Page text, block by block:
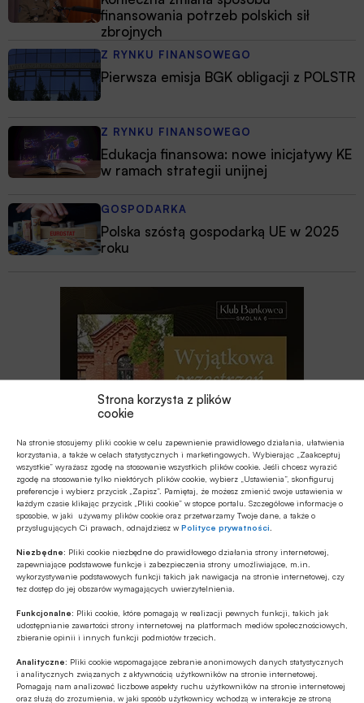
Strona korzysta z plików
cookie
Na stronie stosujemy pliki cookie w celu zapewnienie prawidłowego działania, ułatwienia
korzystania, a także w celach statystycznych i marketingowych. Wybierając „Zaakceptuj
wszystkie” wyrażasz zgodę na stosowanie wszystkich plików cookie. Jeśli chcesz wyrazić
zgodę na stosowanie tylko niektórych plików cookie, wybierz „Ustawienia”, skonfiguruj
preferencje i wybierz przycisk „Zapisz”. Pamiętaj, że możesz zmienić swoje ustawienia w
każdym czasie klikając przycisk „Pliki cookie” w stopce portalu. Szczegółowe informacje o
sposobie, w jaki używamy plików cookie oraz przetwarzamy Twoje dane, a także o
przysługujących Ci prawach, odnajdziesz wPolityce prywatności
Niezbędne: Pliki cookie niezbędne do prawidłowego działania strony internetowej,
zapewniające podstawowe funkcje i zabezpieczenia strony umożliwiające, m.in.
wykorzystywanie podstawowych funkcji takich jak nawigacja na stronie internetowej, czy
tez dostęp do jej obszarów wymagających uwierzytelnienia.
Funkcjonalne: Pliki cookie, które pomagają w realizacji pewnych funkcji, takich jak
udostępnianie zawartości strony internetowej na platformach mediów społecznościowych,
zbieranie opinii i innych funkcji podmiotów trzecich.
Analityczne: Pliki cookie wspomagające zebranie anonimowych danych statystycznych
i analitycznych związanych z aktywnością użytkowników na stronie internetowej.
Pomagają nam analizować liczbowe aspekty ruchu użytkowników na stronie internetowej
oraz służą do zrozumienia, w jaki sposób użytkownicy wchodzą w interakcje ze stroną
finansowania potrzeb polskich sił
zbrojnych
Z RYNKU FINANSOWEGO
Pierwsza emisja BGK obligacji z POLSTR
Z RYNKU FINANSOWEGO
Edukacja finansowa: nowe inicjatywy KE
w ramach strategii unijnej
GOSPODARKA
Polska szóstą gospodarką UE w 2025
roku
Najnowsze
Z RYNKU FINANSOWEGO
EBC o ewentualnym finansowaniu
GOSPODARKA
Leasing w Polsce rośnie znacznie silniej
niż nasze PKB